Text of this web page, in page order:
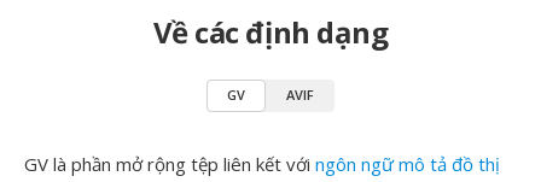
Về các định dạng
GV AVIF
GV là phần mở rộng tệp liên kết với ngôn ngữ mô tả đồ thị